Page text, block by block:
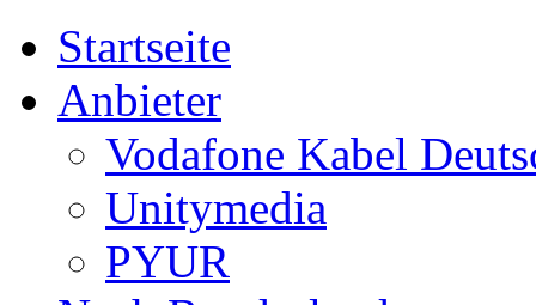
Startseite
Anbieter
Vodafone Kabel
Unitymedia
PYUR